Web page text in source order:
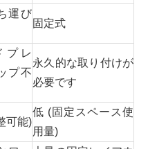
運び
固定式
プレ
プ不
永久的な取り付けが
必要です
可能)
低 (固定スペース使
用量)